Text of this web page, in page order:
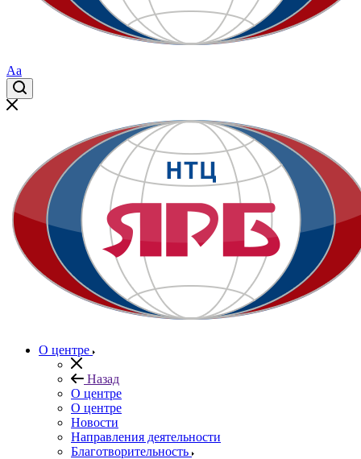
Aa
О центре
Назад
О центре
О центре
Новости
Направления деятельности
Благотворительность